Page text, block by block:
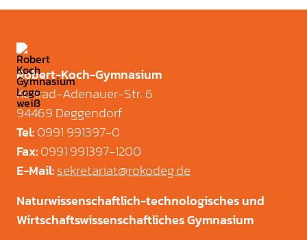
Robert-Koch-Gymnasium
Konrad-Adenauer-Str. 6
94469 Deggendorf
Tel:0991 991397-0
Fax:0991 991397-1200
E-Mail:sekretariat@rokodeg.de
Naturwissenschaftlich-technologisches und
Wirtschaftswissenschaftliches Gymnasium